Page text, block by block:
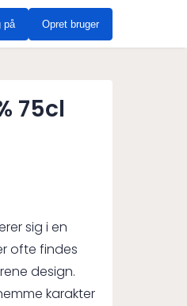
på Opret bruger
75cl
sig i en
ofte findes
design.
karakter